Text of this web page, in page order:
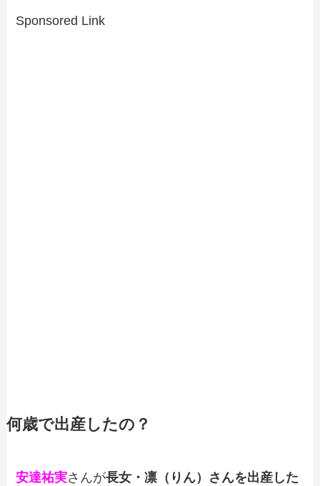
Sponsored Link
何歳で出産したの？
安達祐実さんが長女・凛（りん） さんを出産した